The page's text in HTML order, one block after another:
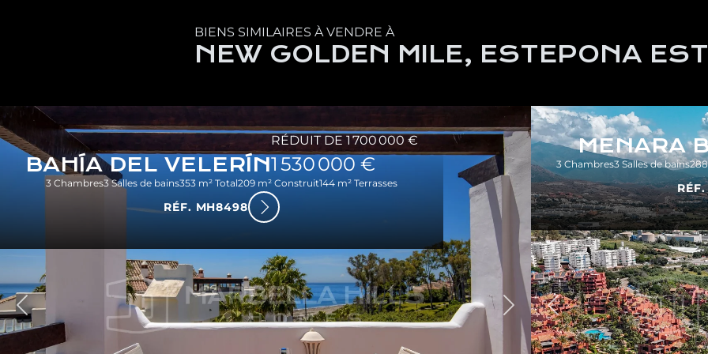
BIENS SIMILAIRES À VENDRE À
NEW GOLDEN MILE, ESTEPONA EST
BAHÍA DEL VELERÍN
RÉDUIT DE 1 700 000 €
1 530 000 €
3 Chambres3 Salles de bains353 m² Total209 m² Construit144 m² Terrasses
RÉF. MH8498
Suivant
MENARA
3 Chambres3 Salles de bains
RÉF.
Précédent